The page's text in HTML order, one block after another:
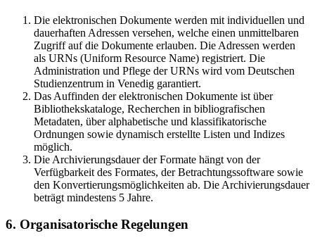
Die elektronischen Dokumente werden mit individuellen und
dauerhaften Adressen versehen, welche einen unmittelbaren
Zugriff auf die Dokumente erlauben. Die Adressen werden
als URNs (Uniform Resource Name) registriert. Die
Administration und Pflege der URNs wird vom Deutschen
Studienzentrum in Venedig garantiert.
Das Auffinden der elektronischen Dokumente ist über
Bibliothekskataloge, Recherchen in bibliografischen
Metadaten, über alphabetische und klassifikatorische
Ordnungen sowie dynamisch erstellte Listen und Indizes
möglich.
Die Archivierungsdauer der Formate hängt von der
Verfügbarkeit des Formates, der Betrachtungssoftware sowie
den Konvertierungsmöglichkeiten ab. Die Archivierungsdauer
beträgt mindestens 5 Jahre.
6. Organisatorische Regelungen